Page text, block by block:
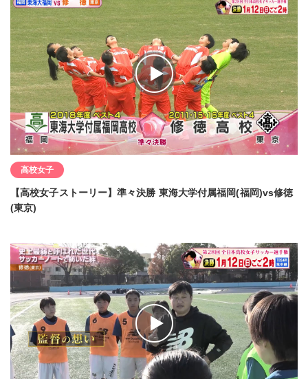
高校女子
【高校女子ストーリー】準々決勝 東海大学付属福岡(福岡)vs修徳
(東京)